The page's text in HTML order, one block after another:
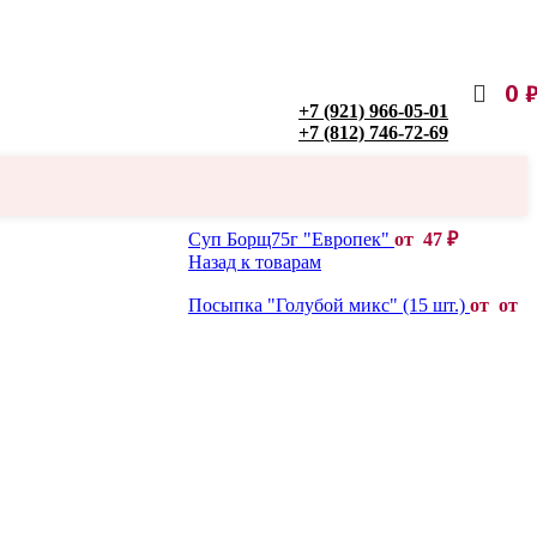
+7 (921) 966-05-01
+7 (812) 746-72-69
0
Суп Борщ75г "Европек" от 47 ₽
Назад к товарам
Посыпка "Голубой микс" (15 шт.) от от